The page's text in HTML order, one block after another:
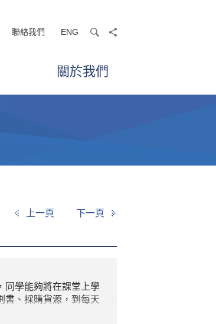
聯絡我們 ENG searchshare
關於我們
上一頁 下一頁
同學能夠將在課堂上學
書、採購貨源，到每天